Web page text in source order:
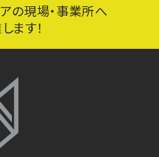
の現場・事業所へ
ます！